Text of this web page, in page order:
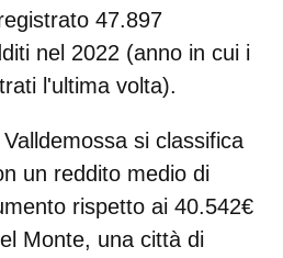
47.897
nel 2022 (anno in cui i
l'ultima volta).
si classifica
un reddito medio di
rispetto ai 40.542€
Monte, una città di